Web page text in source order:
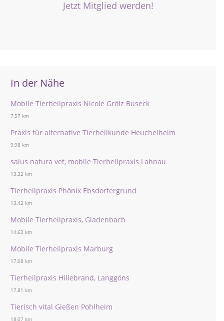
Jetzt Mitglied werden!
In der Nähe
Mobile Tierheilpraxis Nicole Grölz Buseck
7,57 km
Praxis für alternative Tierheilkunde Heuchelheim
9,98 km
salus natura vet, mobile Tierheilpraxis Lahnau
13,32 km
Tierheilpraxis Phönix Ebsdorfergrund
13,42 km
Mobile Tierheilpraxis, Gladenbach
14,63 km
Mobile Tierheilpraxis Marburg
17,08 km
Tierheilpraxis Hillebrand, Langgöns
17,81 km
Tierisch vital Gießen Pohlheim
18,07 km